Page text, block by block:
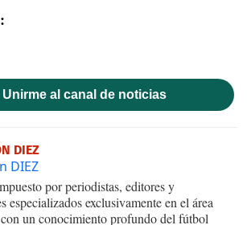
Unirme al canal de noticias
DIEZ
DIEZ
por periodistas, editores y
especializados exclusivamente en el área
un conocimiento profundo del fútbol